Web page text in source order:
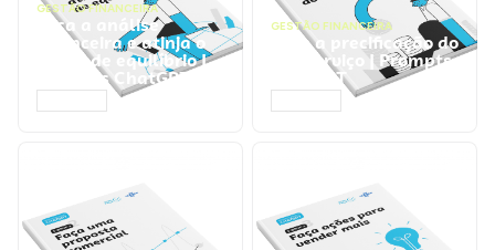
GESTÃO FINANCEIRA
Faça a análise
financeira e atinja o
ponto de equilíbrio |
Prompts ChatGPT
GESTÃO FINANCEIRA
Faça a precificação do
seu serviço | Prompts
ChatGPT